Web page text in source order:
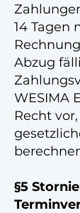
14 Tagen
Abzug
WESIMA
Recht
§5